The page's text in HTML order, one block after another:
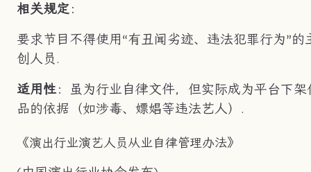
相关规定：
要求节目不得使用“有丑闻劣迹、违法犯罪行为”的
创人员.
适用性：虽为行业自律文件，但实际成为平台下架
品的依据（如涉毒、嫖娼等违法艺人）.
《演出行业演艺人员从业自律管理办法》